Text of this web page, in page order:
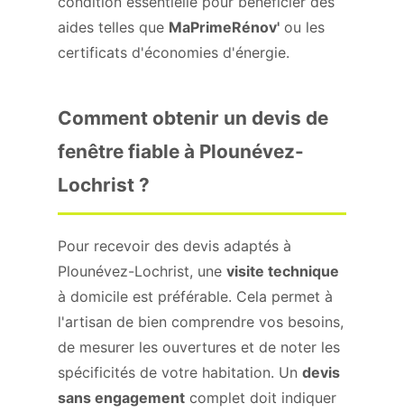
aides telles que MaPrimeRénov' ou les
certificats d'économies d'énergie.
Comment obtenir un devis de
fenêtre fiable à Plounévez-
Lochrist ?
Pour recevoir des devis adaptés à
Plounévez-Lochrist, une visite technique
à domicile est préférable. Cela permet à
l'artisan de bien comprendre vos besoins,
de mesurer les ouvertures et de noter les
spécificités de votre habitation. Un devis
sans engagement complet doit indiquer